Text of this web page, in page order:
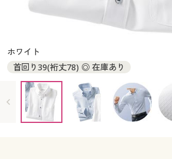
大きいサイズ 事務・制服
カタログ・チラシからのご注文
デジタルカタログ
カタログ無料プレゼント
大きいサイズ 事務・制服
カタログ・チラシからのご注文
カタログ無料プレゼント
会員メニュー
ホワイト
首回り39(裄丈78) ◎ 在庫あり
首回り39(裄丈80) ◎ 在庫あり
首回り39(裄丈82) ◎ 在庫あり
首回り41(裄丈80) ◎ 在庫あり